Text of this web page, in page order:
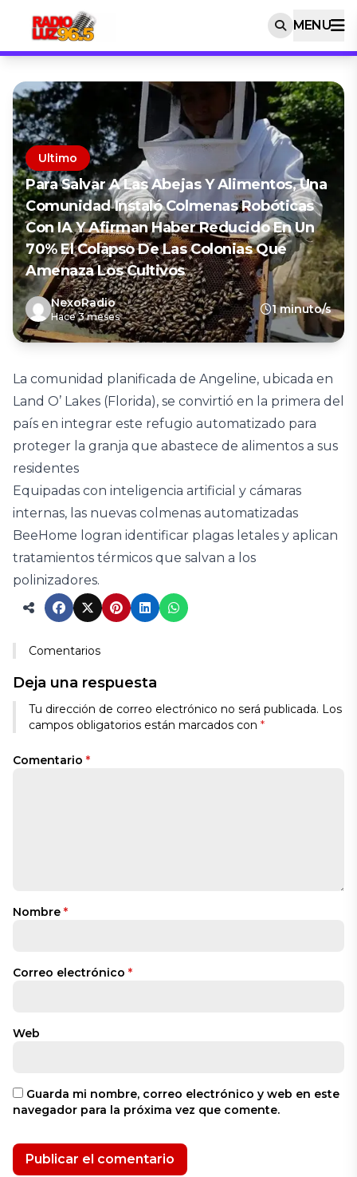
MENU
Ultimo
Para Salvar A Las Abejas Y Alimentos, Una
Comunidad Instaló Colmenas Robóticas
Con IA Y Afirman Haber Reducido En Un
70% El Colapso De Las Colonias Que
Amenaza Los Cultivos
NexoRadio
Hace 3 meses
1 minuto/s
La comunidad planificada de Angeline, ubicada en
Land O’ Lakes (Florida), se convirtió en la primera del
país en integrar este refugio automatizado para
proteger la granja que abastece de alimentos a sus
residentes
Equipadas con inteligencia artificial y cámaras
internas, las nuevas colmenas automatizadas
BeeHome logran identificar plagas letales y aplican
tratamientos térmicos que salvan a los
polinizadores.
Comentarios
Deja una respuesta
Tu dirección de correo electrónico no será publicada. Los
campos obligatorios están marcados con *
Comentario *
Nombre *
Correo electrónico *
Web
Guarda mi nombre, correo electrónico y web en este
navegador para la próxima vez que comente.